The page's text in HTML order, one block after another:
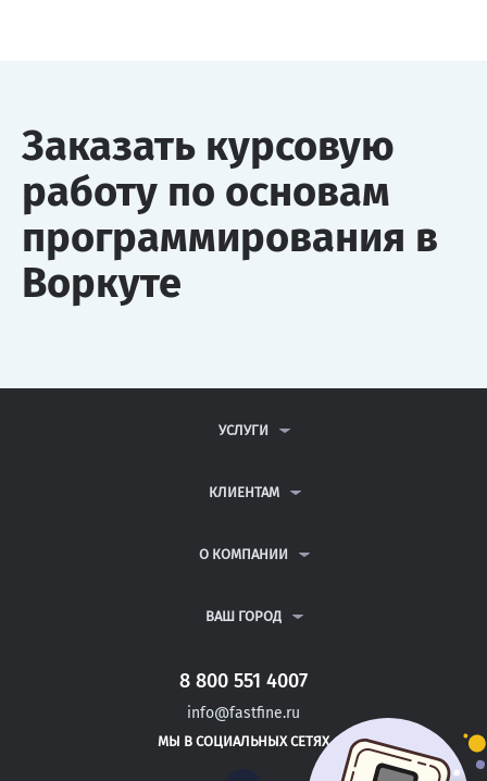
Заказать курсовую
работу по основам
программирования в
Воркуте
УСЛУГИ
ДИПЛОМНЫЕ РАБОТЫ
РЕФЕРАТЫ
КЛИЕНТАМ
ВОПРОСЫ И ОТВЕТЫ
ПОЛИТИКА КОНФИДЕНЦИАЛЬНОСТИ
О КОМПАНИИ
КОНТАКТЫ
ВАШ ГОРОД
САНКТ-ПЕТЕРБУРГ
БАЛАКОВО
ЭНГЕЛЬС
8 800 551 4007
info@fastfine.ru
МЫ В СОЦИАЛЬНЫХ СЕТЯХ